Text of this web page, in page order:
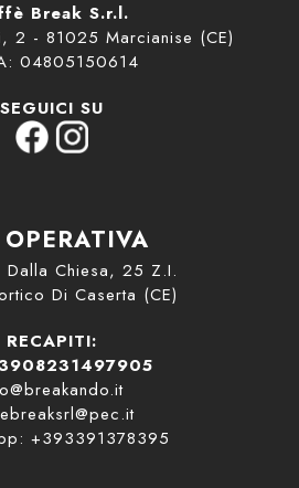
RECESSO
Break S.r.l.
2 - 81025 Marcianise (CE)
04805150614
SEGUICI SU
OPERATIVA
Chiesa, 25 Z.I.
Di Caserta (CE)
RECAPITI:
+393391378395